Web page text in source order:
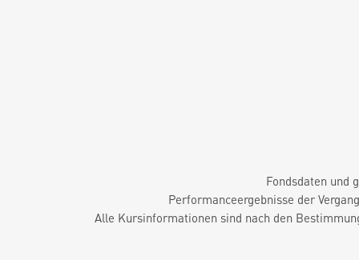
Fondsdaten und
Performanceergebnisse der
Alle Kursinformationen sind nach den